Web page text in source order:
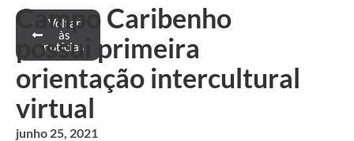
Voltar
às
notícias
Campo Caribenho
possui primeira
orientação intercultural
virtual
junho 25, 2021